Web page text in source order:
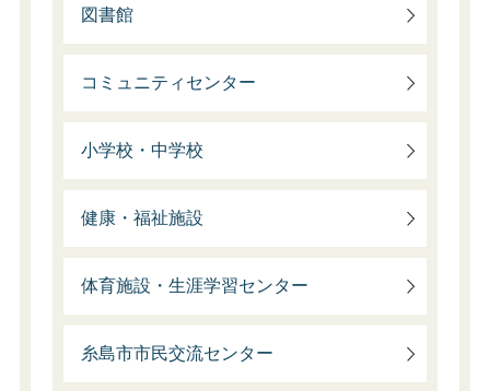
図書館
コミュニティセンター
小学校・中学校
健康・福祉施設
体育施設・生涯学習センター
糸島市市民交流センター